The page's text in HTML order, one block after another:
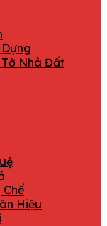
Tờ Nhà Đất
Hiệu